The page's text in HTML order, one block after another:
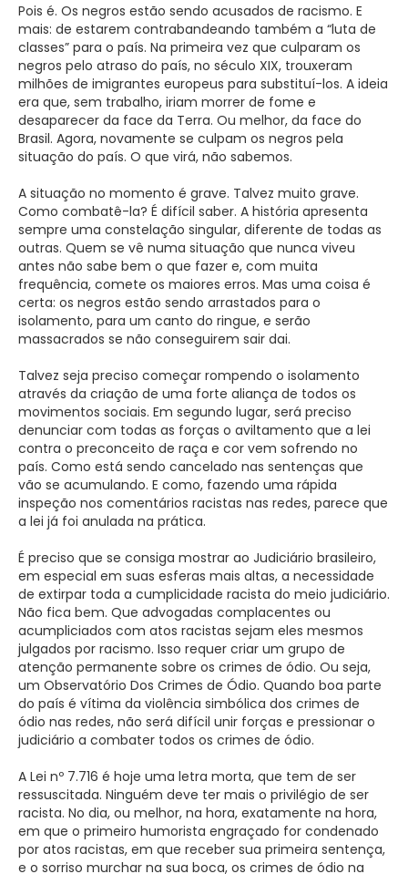
Pois é. Os negros estão sendo acusados de racismo. E
mais: de estarem contrabandeando também a “luta de
classes” para o país. Na primeira vez que culparam os
negros pelo atraso do país, no século XIX, trouxeram
milhões de imigrantes europeus para substituí-los. A ideia
era que, sem trabalho, iriam morrer de fome e
desaparecer da face da Terra. Ou melhor, da face do
Brasil. Agora, novamente se culpam os negros pela
situação do país. O que virá, não sabemos.
A situação no momento é grave. Talvez muito grave.
Como combatê-la? É difícil saber. A história apresenta
sempre uma constelação singular, diferente de todas as
outras. Quem se vê numa situação que nunca viveu
antes não sabe bem o que fazer e, com muita
frequência, comete os maiores erros. Mas uma coisa é
certa: os negros estão sendo arrastados para o
isolamento, para um canto do ringue, e serão
massacrados se não conseguirem sair dai.
Talvez seja preciso começar rompendo o isolamento
através da criação de uma forte aliança de todos os
movimentos sociais. Em segundo lugar, será preciso
denunciar com todas as forças o aviltamento que a lei
contra o preconceito de raça e cor vem sofrendo no
país. Como está sendo cancelado nas sentenças que
vão se acumulando. E como, fazendo uma rápida
inspeção nos comentários racistas nas redes, parece que
a lei já foi anulada na prática.
É preciso que se consiga mostrar ao Judiciário brasileiro,
em especial em suas esferas mais altas, a necessidade
de extirpar toda a cumplicidade racista do meio judiciário.
Não fica bem. Que advogadas complacentes ou
acumpliciados com atos racistas sejam eles mesmos
julgados por racismo. Isso requer criar um grupo de
atenção permanente sobre os crimes de ódio. Ou seja,
um Observatório Dos Crimes de Ódio. Quando boa parte
do país é vítima da violência simbólica dos crimes de
ódio nas redes, não será difícil unir forças e pressionar o
judiciário a combater todos os crimes de ódio.
A Lei nº 7.716 é hoje uma letra morta, que tem de ser
ressuscitada. Ninguém deve ter mais o privilégio de ser
racista. No dia, ou melhor, na hora, exatamente na hora,
em que o primeiro humorista engraçado for condenado
por atos racistas, em que receber sua primeira sentença,
e o sorriso murchar na sua boca, os crimes de ódio na